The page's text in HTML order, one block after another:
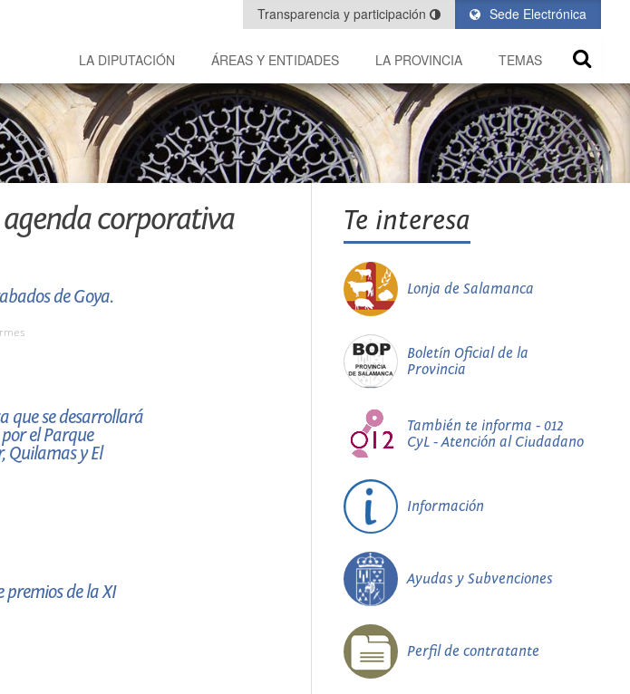
Sede Electrónica
Transparencia y participación
LA DIPUTACIÓN ÁREAS Y ENTIDADES LA PROVINCIA TEMAS
corporativa
de Goya.
que se desarrollará
el Parque
Quilamas y El
premios de la XI
Te interesa
Lonja de Salamanca
Boletín Oficial de la
Provincia
También te informa - 012
CyL - Atención al Ciudadano
Información
Ayudas y Subvenciones
Perfil de contratante